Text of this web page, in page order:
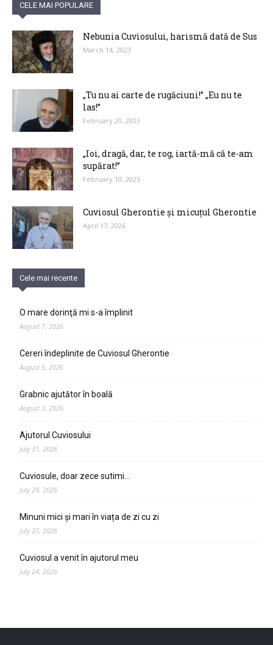
CELE MAI POPULARE
Nebunia Cuviosului, harismă dată de Sus
March 14, 2023
„Tu nu ai carte de rugăciuni!” „Eu nu te
las!”
February 20, 2023
„Ioi, dragă, dar, te rog, iartă-mă că te-am
supărat!”
February 10, 2025
Cuviosul Gherontie și micuțul Gherontie
April 17, 2026
Cele mai recente
O mare dorinţă mi s-a împlinit
August 7, 2026
Cereri îndeplinite de Cuviosul Gherontie
August 5, 2026
Grabnic ajutător în boală
August 3, 2026
Ajutorul Cuviosului
July 31, 2026
Cuviosule, doar zece sutimi…
July 29, 2026
Minuni mici și mari în viața de zi cu zi
July 27, 2026
Cuviosul a venit în ajutorul meu
July 24, 2026